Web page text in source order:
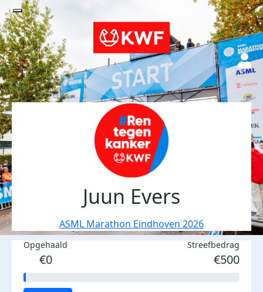
Juun Evers
ASML Marathon Eindhoven 2026
Opgehaald
€0
Streefbedrag
€500